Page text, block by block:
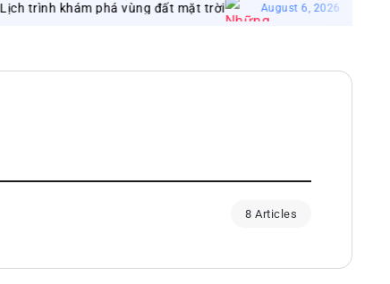
khám phá vùng đất mặt trời August 6, 2026 Những sai
8 Articles